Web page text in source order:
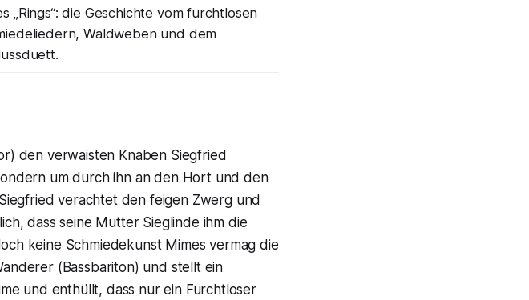
„Rings“: die Geschichte vom furchtlosen
Waldweben und dem
den verwaisten Knaben Siegfried
um durch ihn an den Hort und den
verachtet den feigen Zwerg und
dass seine Mutter Sieglinde ihm die
keine Schmiedekunst Mimes vermag die
(Bassbariton) und stellt ein
und enthüllt, dass nur ein Furchtloser